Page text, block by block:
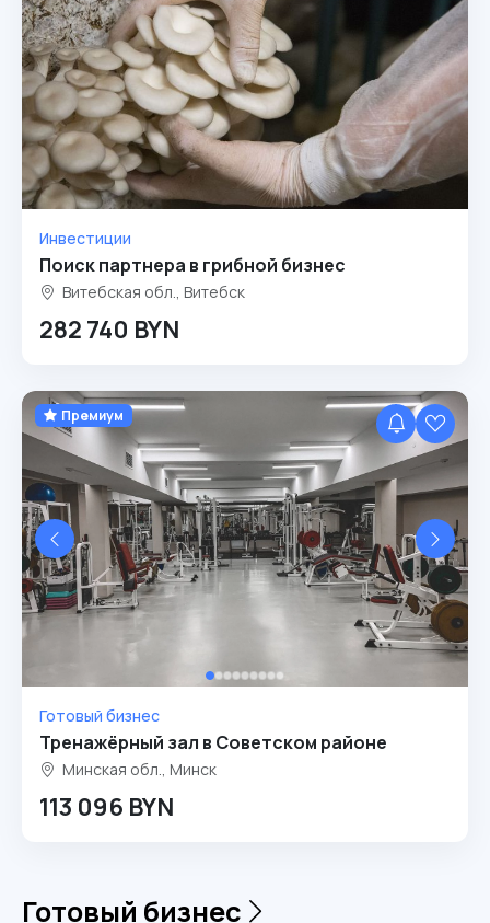
Инвестиции
Поиск партнера в грибной бизнес
Витебская обл., Витебск
282 740 BYN
Премиум
Готовый бизнес
Тренажёрный зал в Советском районе
Минская обл., Минск
113 096 BYN
Готовый бизнес